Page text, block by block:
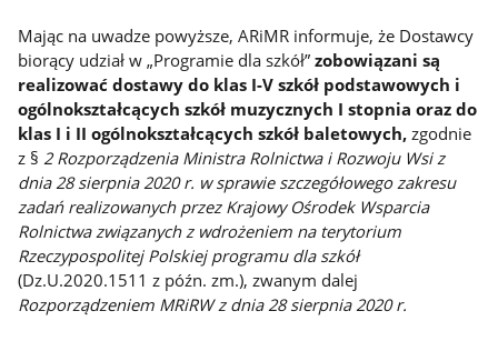
Mając na uwadze powyższe, ARiMR informuje, że Dostawcy
biorący udział w „Programie dla szkół”zobowiązani są
realizować dostawy do klas I-V szkół podstawowych i
ogólnokształcących szkół muzycznych I stopnia oraz do
klas I i II ogólnokształcących szkół baletowych, zgodnie
z § 2 Rozporządzenia Ministra Rolnictwa i Rozwoju Wsi z
dnia 28 sierpnia 2020 r. w sprawie szczegółowego zakresu
zadań realizowanych przez Krajowy Ośrodek Wsparcia
Rolnictwa związanych z wdrożeniem na terytorium
Rzeczypospolitej Polskiej programu dla szkół
(Dz.U.2020.1511 z późn. zm.), zwanym dalej
Rozporządzeniem MRiRW z dnia 28 sierpnia 2020 r.